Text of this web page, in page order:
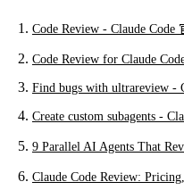
Code Review - Claude Code
Code Review for Claude
Find bugs with ultrareview -
Create custom subagents -
9 Parallel AI Agents That
Claude Code Review: